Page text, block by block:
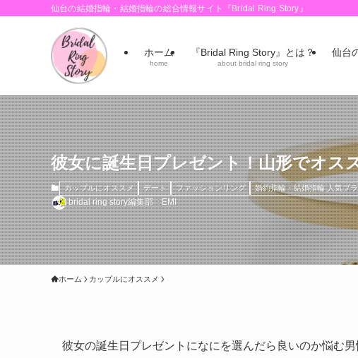
仙台の結婚指輪・結婚指輪の総合情報サイト『Bridal Ring Story』
ホーム
home
『Bridal Ring Story』とは？
about bridal ring story
仙台
彼女に誕生日プレゼント！山形でオス
カップルにオススメ デート ファッションリング 婚約指輪・結婚指輪 人気ブ
bridal ring story編集部 EMI
ホーム カップルにオススメ
彼女の誕生日プレゼントになにを選んだら良いのか悩む